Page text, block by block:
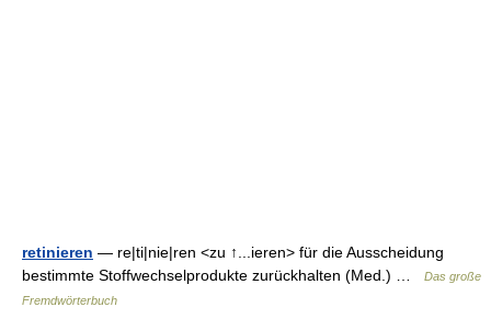
retinieren — re|ti|nie|ren <zu ↑...ieren> für die Ausscheidung
bestimmte Stoffwechselprodukte zurückhalten (Med.) …
Das große
Fremdwörterbuch